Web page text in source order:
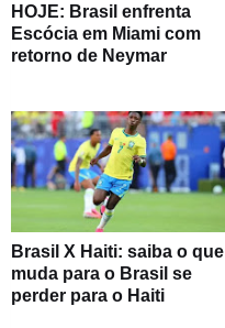
HOJE: Brasil enfrenta
Escócia em Miami com
retorno de Neymar
Brasil X Haiti: saiba o que
muda para o Brasil se
perder para o Haiti